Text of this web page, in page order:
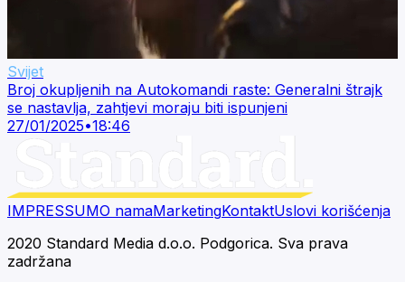
Svijet
Broj okupljenih na Autokomandi raste: Generalni štrajk
se nastavlja, zahtjevi moraju biti ispunjeni
27/01/2025•18:46
IMPRESSUMO namaMarketingKontaktUslovi korišćenja
2020 Standard Media d.o.o. Podgorica. Sva prava
zadržana